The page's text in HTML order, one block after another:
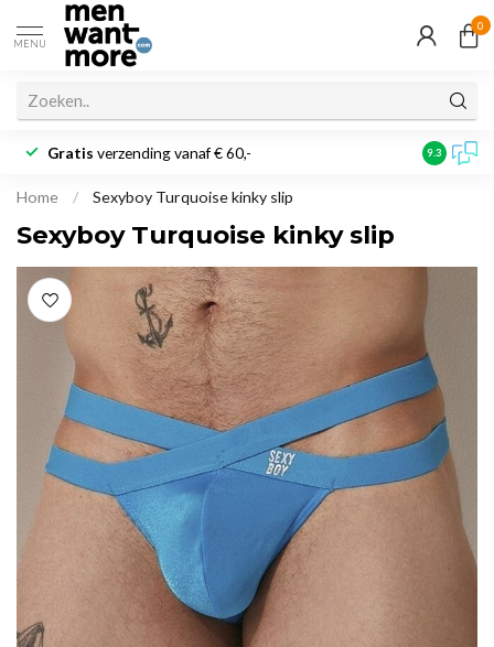
MENU
0
Gratis verzending vanaf € 60,- 9.3
Home / Sexyboy Turquoise kinky slip
Sexyboy Turquoise kinky slip